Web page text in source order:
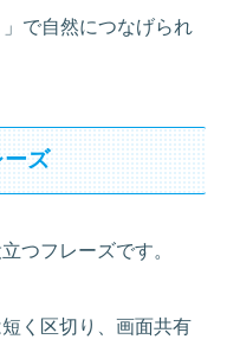
で自然につなげられ
ズ
つフレーズです。
く区切り、画面共有